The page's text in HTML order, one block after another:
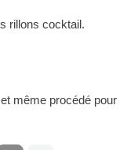
rillons cocktail.
même procédé pour